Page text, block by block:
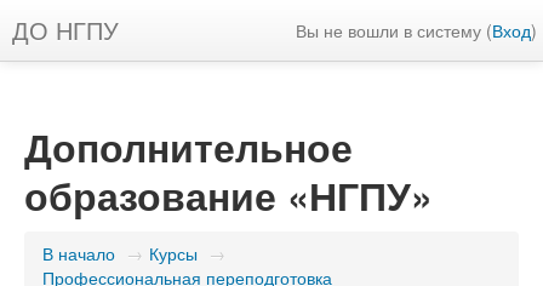
ДО НГПУ Вы не вошли в систему (Вход)
Дополнительное
образование «НГПУ»
В начало → Курсы →
Профессиональная переподготовка